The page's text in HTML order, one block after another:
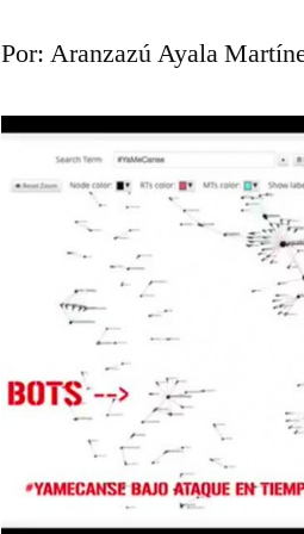
Por: Aranzazú Ayala